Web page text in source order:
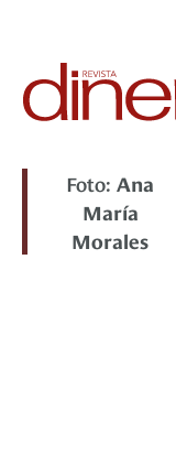
Foto:Ana
María
Morales